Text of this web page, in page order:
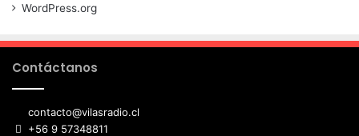
WordPress.org
Contáctanos
contacto@vilasradio.cl
+56 9 57348811